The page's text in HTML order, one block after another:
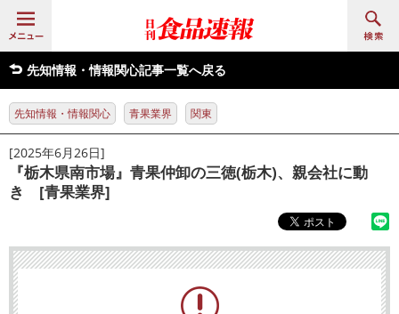
先知情報・情報関心記事一覧へ戻る
先知情報・情報関心 青果業界 関東
[2025年6月26日]
『栃木県南市場』青果仲卸の三徳(栃木)、親会社に動
き [青果業界]